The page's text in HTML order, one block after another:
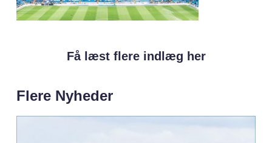
Få læst flere indlæg her
Flere Nyheder